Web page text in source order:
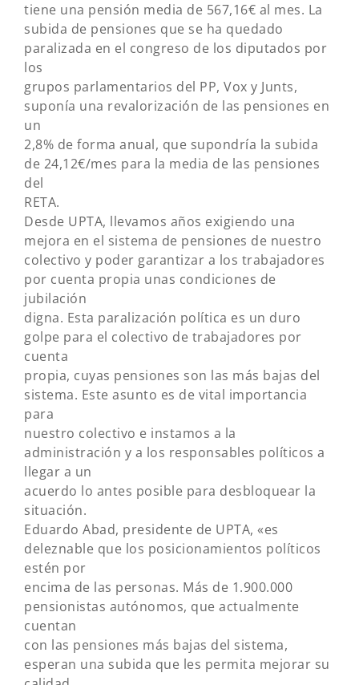
tiene una pensión media de 567,16€ al mes. La
subida de pensiones que se ha quedado
paralizada en el congreso de los diputados por
los
grupos parlamentarios del PP, Vox y Junts,
suponía una revalorización de las pensiones en
un
2,8% de forma anual, que supondría la subida
de 24,12€/mes para la media de las pensiones
del
RETA.
Desde UPTA, llevamos años exigiendo una
mejora en el sistema de pensiones de nuestro
colectivo y poder garantizar a los trabajadores
por cuenta propia unas condiciones de
jubilación
digna. Esta paralización política es un duro
golpe para el colectivo de trabajadores por
cuenta
propia, cuyas pensiones son las más bajas del
sistema. Este asunto es de vital importancia
para
nuestro colectivo e instamos a la
administración y a los responsables políticos a
llegar a un
acuerdo lo antes posible para desbloquear la
situación.
Eduardo Abad, presidente de UPTA, «es
deleznable que los posicionamientos políticos
estén por
encima de las personas. Más de 1.900.000
pensionistas autónomos, que actualmente
cuentan
con las pensiones más bajas del sistema,
esperan una subida que les permita mejorar su